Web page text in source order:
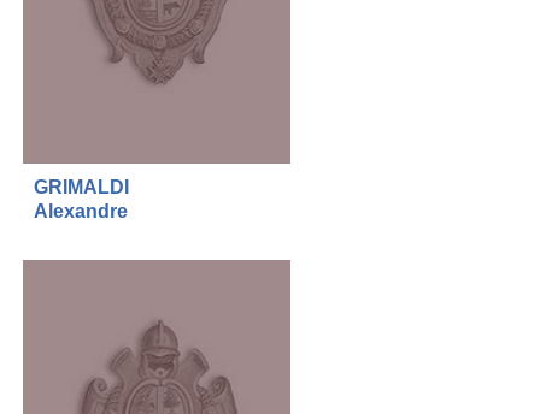
GRIMALDI
Alexandre